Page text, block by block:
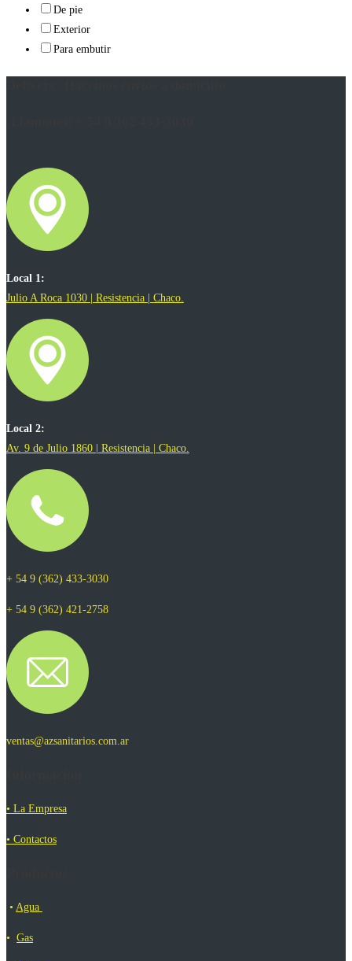
De pie
Exterior
Para embutir
Local 1:
Julio A Roca 1030 | Resistencia | Chaco.
Local 2:
Av. 9 de Julio 1860 | Resistencia | Chaco.
+ 54 9 (362) 433-3030
+ 54 9 (362) 421-2758
ventas@azsanitarios.com.ar
• La Empresa
• Contactos
• Agua
• Gas